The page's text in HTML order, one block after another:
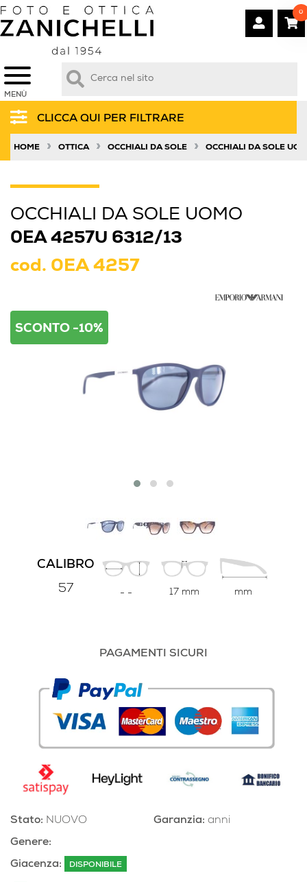
MENÙ
0
CLICCA QUI PER FILTRARE
HOME » OTTICA » OCCHIALI DA SOLE » OCCHIALI DA SOLE
OCCHIALI DA SOLE UOMO
0EA 4257U 6312/13
cod. 0EA 4257
SCONTO -10%
CALIBRO
57 - - 17 mm mm
PAGAMENTI SICURI
Stato: NUOVO
Genere:
Garanzia: anni
Giacenza: DISPONIBILE